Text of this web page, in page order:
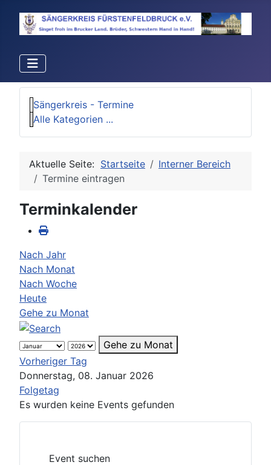
Sängerkreis - Termine
Alle Kategorien ...
Aktuelle Seite: Startseite
Interner Bereich
Termine eintragen
Terminkalender
Nach Jahr
Nach Monat
Nach Woche
Heute
Gehe zu Monat
Gehe zu Monat
Vorheriger Tag
Donnerstag, 08. Januar 2026
Folgetag
Es wurden keine Events gefunden
Event suchen